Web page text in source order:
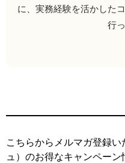
に、実務経験を活かした
行
こちらからメルマガ登録
ュ）のお得なキャンペー